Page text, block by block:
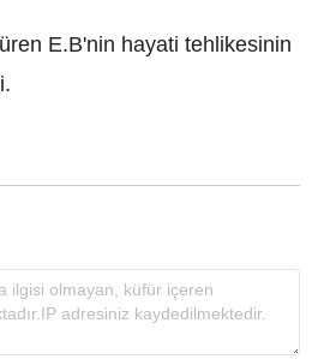
E.B'nin hayati tehlikesinin